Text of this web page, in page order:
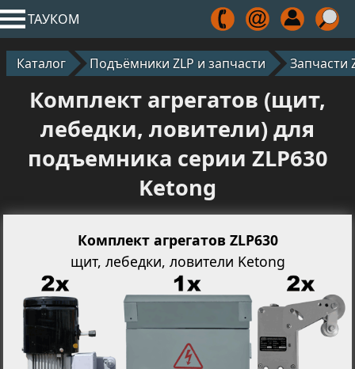
ТАУКОМ
Каталог Подъёмники ZLP и запчасти Запчасти
Комплект агрегатов (щит,
лебедки, ловители) для
подъемника серии ZLP630
Ketong
Комплект агрегатов ZLP630
щит, лебедки, ловители Ketong